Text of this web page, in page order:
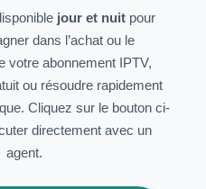
jour et nuitpour
dans l’achat ou le
votre abonnement IPTV,
ou résoudre rapidement
Cliquez sur le bouton ci-
directement avec un
agent.